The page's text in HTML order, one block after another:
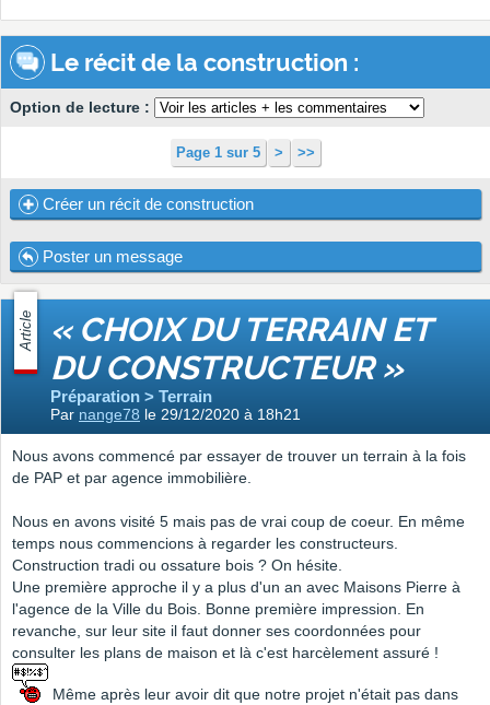
Le récit de la construction :
Option de lecture :
Page 1 sur 5 > >>
Créer un récit de construction
Poster un message
Article « CHOIX DU TERRAIN ET
DU CONSTRUCTEUR »
Préparation > Terrain
Par nange78 le 29/12/2020 à 18h21
Nous avons commencé par essayer de trouver un terrain à la fois
de PAP et par agence immobilière.
Nous en avons visité 5 mais pas de vrai coup de coeur. En même
temps nous commencions à regarder les constructeurs.
Construction tradi ou ossature bois ? On hésite.
Une première approche il y a plus d'un an avec Maisons Pierre à
l'agence de la Ville du Bois. Bonne première impression. En
revanche, sur leur site il faut donner ses coordonnées pour
consulter les plans de maison et là c'est harcèlement assuré !
Même après leur avoir dit que notre projet n'était pas dans